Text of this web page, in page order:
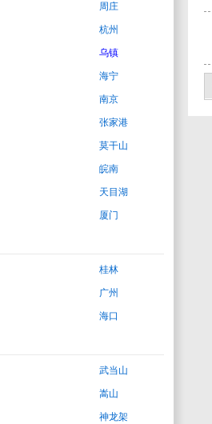
周庄
杭州
乌镇
海宁
南京
张家港
莫干山
皖南
天目湖
厦门
桂林
广州
海口
武当山
嵩山
神龙架